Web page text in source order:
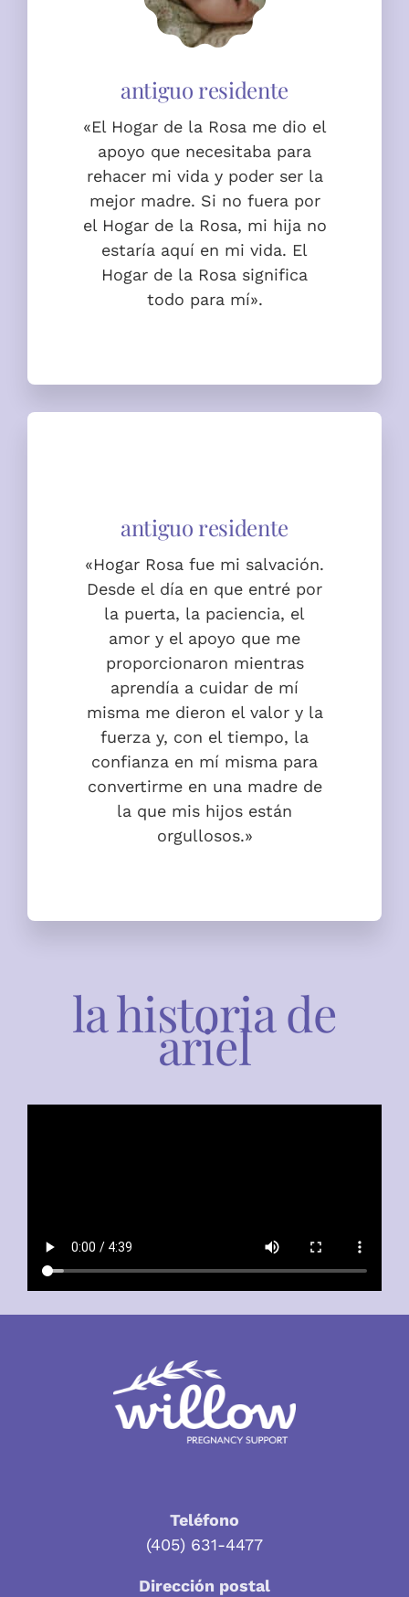
«El Hogar de la Rosa me dio el
apoyo que necesitaba para
rehacer mi vida y poder ser la
mejor madre. Si no fuera por
el Hogar de la Rosa, mi hija no
estaría aquí en mi vida. El
Hogar de la Rosa significa
todo para mí».
«Hogar Rosa fue mi salvación.
Desde el día en que entré por
la puerta, la paciencia, el
amor y el apoyo que me
proporcionaron mientras
aprendía a cuidar de mí
misma me dieron el valor y la
fuerza y, con el tiempo, la
confianza en mí misma para
convertirme en una madre de
la que mis hijos están
orgullosos.»
la historia de
ariel
Teléfono
(405) 631-4477
Dirección postal